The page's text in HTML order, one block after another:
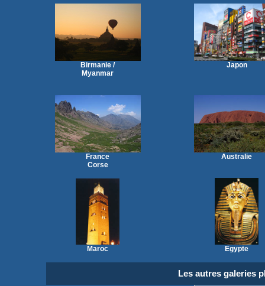
Birmanie /
Myanmar
Japon
France
Corse
Australie
Maroc Egypte
Les autres galeries